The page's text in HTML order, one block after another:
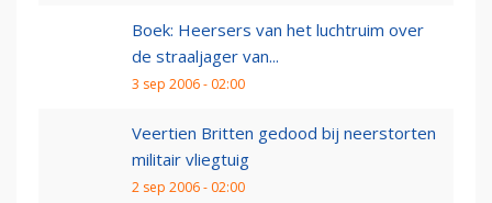
Boek: Heersers van het luchtruim over
de straaljager van...
3 sep 2006 - 02:00
Veertien Britten gedood bij neerstorten
militair vliegtuig
2 sep 2006 - 02:00